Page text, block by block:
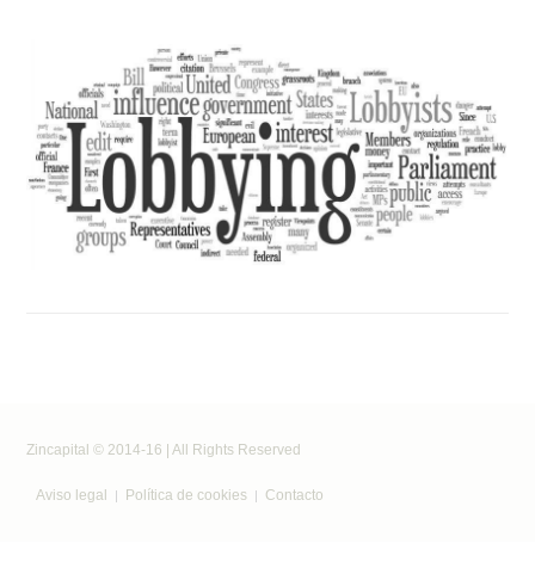
Zincapital © 2014-16 | All Rights Reserved
Aviso legal Política de cookies Contacto